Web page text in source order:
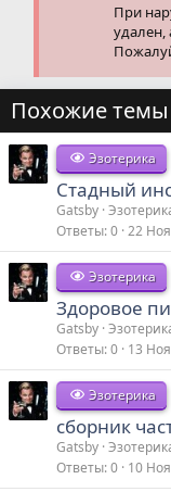
При
удален,
Похожие темы
Эзотерика
Стадный
Gatsby
Ответы 0 22
Эзотерика
Здоровое
Gatsby
Ответы 0 13
Эзотерика
сборник
Gatsby
Ответы 0 10